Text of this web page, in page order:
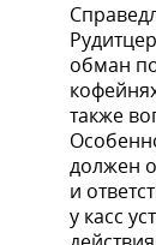
обман
также
должен
и
у касс